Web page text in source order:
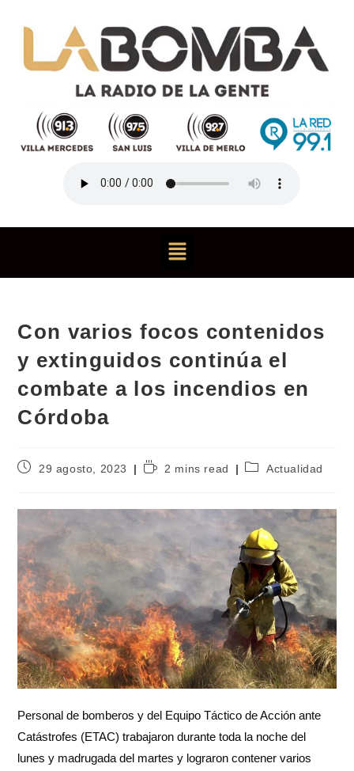
Con varios focos contenidos
y extinguidos continúa el
combate a los incendios en
Córdoba
29 agosto, 2023 2 mins read Actualidad
Personal de bomberos y del Equipo Táctico de Acción ante
Catástrofes (ETAC) trabajaron durante toda la noche del
lunes y madrugada del martes y lograron contener varios